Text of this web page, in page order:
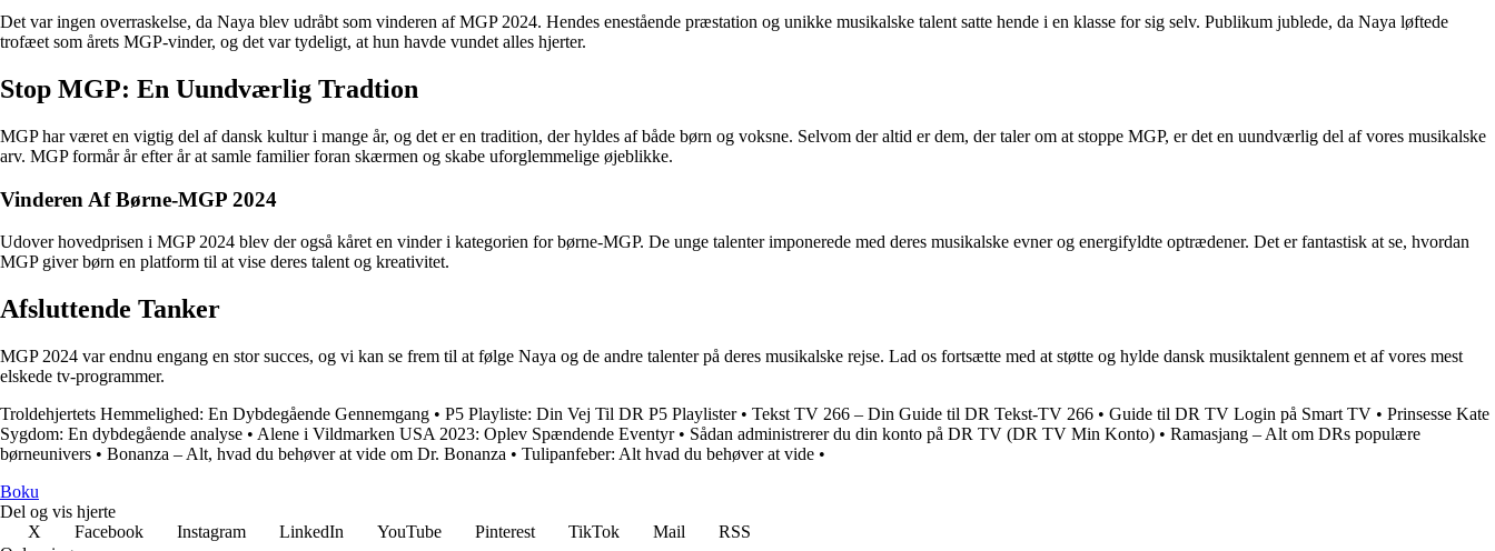
Det var ingen overraskelse, da Naya blev udråbt som vinderen af MGP 2024. Hendes enestående præstation og unikke musikalske talent satte hende i en klasse for sig selv. Publikum jublede, da Naya løftede
trofæet som årets MGP-vinder, og det var tydeligt, at hun havde vundet alles hjerter.
Stop MGP: En Uundværlig Tradtion
MGP har været en vigtig del af dansk kultur i mange år, og det er en tradition, der hyldes af både børn og voksne. Selvom der altid er dem, der taler om at stoppe MGP, er det en uundværlig del af vores musikalske
arv. MGP formår år efter år at samle familier foran skærmen og skabe uforglemmelige øjeblikke.
Vinderen Af Børne-MGP 2024
Udover hovedprisen i MGP 2024 blev der også kåret en vinder i kategorien for børne-MGP. De unge talenter imponerede med deres musikalske evner og energifyldte optrædener. Det er fantastisk at se, hvordan
MGP giver børn en platform til at vise deres talent og kreativitet.
Afsluttende Tanker
MGP 2024 var endnu engang en stor succes, og vi kan se frem til at følge Naya og de andre talenter på deres musikalske rejse. Lad os fortsætte med at støtte og hylde dansk musiktalent gennem et af vores mest
elskede tv-programmer.
Troldehjertets Hemmelighed: En Dybdegående Gennemgang • P5 Playliste: Din Vej Til DR P5 Playlister• Tekst TV 266 – Din Guide til DR Tekst-TV 266 • Guide til DR TV Login på Smart TV • Prinsesse Kate
Sygdom: En dybdegående analyse • Alene i Vildmarken USA 2023: Oplev Spændende Eventyr• Sådan administrerer du din konto på DR TV (DR TV Min Konto) • Ramasjang – Alt om DRs populære
børneunivers • Bonanza – Alt, hvad du behøver at vide om Dr. Bonanza • Tulipanfeber: Alt hvad du behøver at vide •
Boku
Del og vis hjerte
X
Facebook Instagram LinkedIn YouTube Pinterest TikTok Mail
RSS